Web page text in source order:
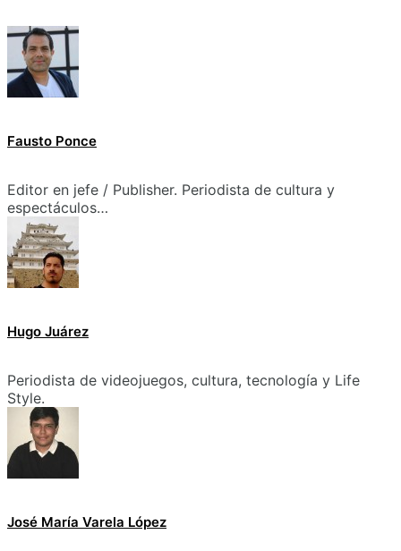
Fausto Ponce
Editor en jefe / Publisher. Periodista de cultura y
espectáculos…
Hugo Juárez
Periodista de videojuegos, cultura, tecnología y Life
Style.
José María Varela López